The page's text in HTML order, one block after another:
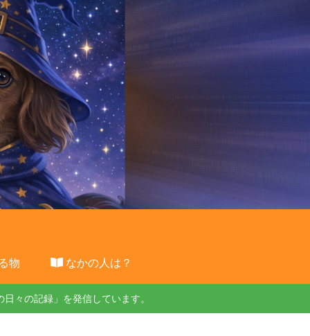
物 なかの人は？
々の記録」を発信しています。